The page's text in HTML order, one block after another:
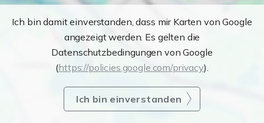
Ich bin damit einverstanden, dass mir Karten von Google
angezeigt werden. Es gelten die
Datenschutzbedingungen von Google
(https://policies.google.com/privacy).
Ich bin einverstanden